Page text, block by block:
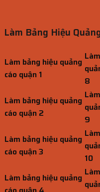
Làm Bảng Hiệu
Làm bảng hiệu quảng
cáo quận 1
8
Làm bảng hiệu quảng
cáo quận 2
9
Làm bảng hiệu quảng
cáo quận 3
10
Làm bảng hiệu quảng